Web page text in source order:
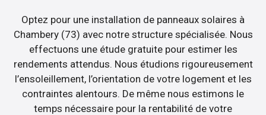
Optez pour une installation de panneaux solaires à
Chambery (73) avec notre structure spécialisée. Nous
effectuons une étude gratuite pour estimer les
rendements attendus. Nous étudions rigoureusement
l’ensoleillement, l’orientation de votre logement et les
contraintes alentours. De même nous estimons le
temps nécessaire pour la rentabilité de votre